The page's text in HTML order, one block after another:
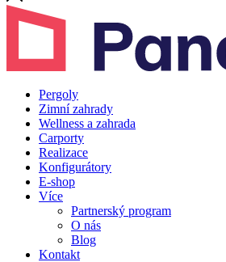
Pergoly
Zimní zahrady
Wellness a zahrada
Carporty
Realizace
Konfigurátory
E-shop
Více
Partnerský program
O nás
Blog
Kontakt